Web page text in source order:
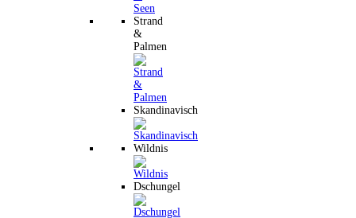
Strand
&
Palmen
Skandinavisch
Wildnis
Dschungel